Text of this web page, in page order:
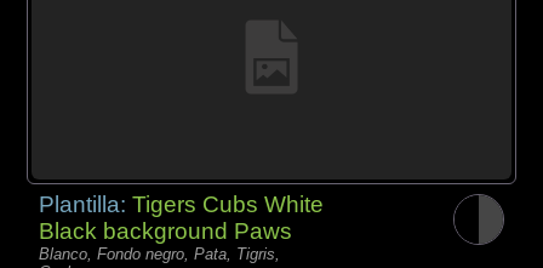
Plantilla:Tigers Cubs White
Black background Paws
Blanco, Fondo negro, Pata, Tigris,